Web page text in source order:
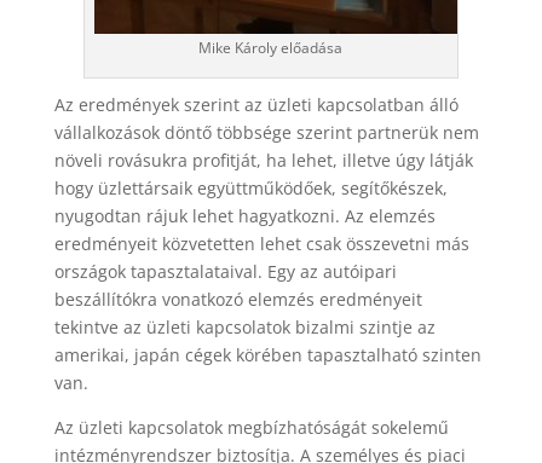
Mike Károly előadása
Az eredmények szerint az üzleti kapcsolatban álló
vállalkozások döntő többsége szerint partnerük nem
növeli rovásukra profitját, ha lehet, illetve úgy látják
hogy üzlettársaik együttműködőek, segítőkészek,
nyugodtan rájuk lehet hagyatkozni. Az elemzés
eredményeit közvetetten lehet csak összevetni más
országok tapasztalataival. Egy az autóipari
beszállítókra vonatkozó elemzés eredményeit
tekintve az üzleti kapcsolatok bizalmi szintje az
amerikai, japán cégek körében tapasztalható szinten
van.
Az üzleti kapcsolatok megbízhatóságát sokelemű
intézményrendszer biztosítja. A személyes és piaci